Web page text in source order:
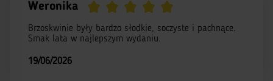
Weronika
Brzoskwinie były bardzo słodkie, soczyste i pachnące.
Smak lata w najlepszym wydaniu.
19/06/2026